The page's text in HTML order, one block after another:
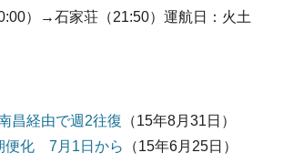
）→石家荘（21:50）運航日：火土
昌経由で週2往復 （15年8月31日）
便化 7月1日から
（15年6月25日）